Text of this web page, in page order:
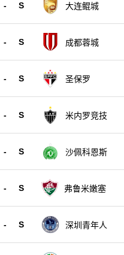
- S 大连鲲城
- S 成都蓉城
- S 圣保罗
- S 米内罗竞技
- S 沙佩科恩斯
- S 弗鲁米嫩塞
- S 深圳青年人